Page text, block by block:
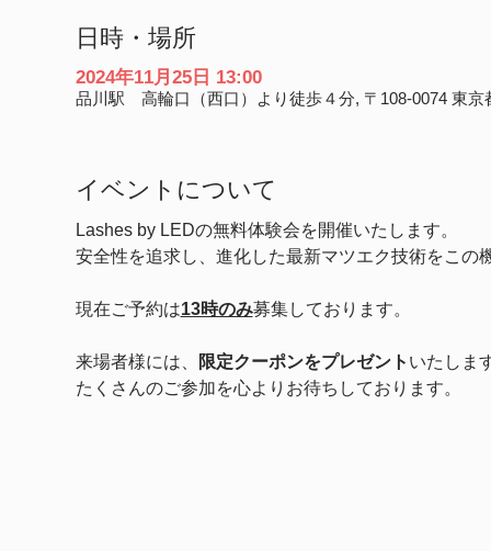
日時・場所
2024年11月25日 13:00
品川駅 高輪口（西口）より徒歩４分, 〒108-0074 東
イベントについて
Lashes by LEDの無料体験会を開催いたします。
安全性を追求し、進化した最新マツエク技術をこの
現在ご予約は13時のみ募集しております。
来場者様には、 限定クーポンをプレゼント いたしま
たくさんのご参加を心よりお待ちしております。